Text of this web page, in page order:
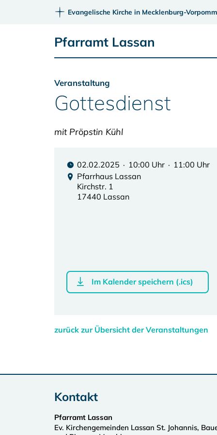
Evangelische Kirche in Mecklenburg-
Pfarramt Lassan
Veranstaltung
Gottesdienst
mit Pröpstin Kühl
02.02.2025 · 10:00 Uhr · 11:00 Uhr
Pfarrhaus Lassan
Kirchstr. 1
17440 Lassan
Im Kalender speichern (.ics)
zurück zur Übersicht der Veranstaltungen
Kontakt
Pfarramt Lassan
Ev. Kirchengemeinden Lassan St. Johannis,